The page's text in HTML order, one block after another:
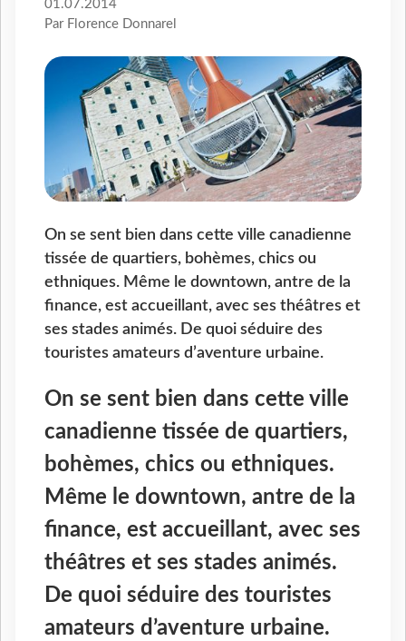
01.07.2014
Par Florence Donnarel
On se sent bien dans cette ville canadienne
tissée de quartiers, bohèmes, chics ou
ethniques. Même le downtown, antre de la
finance, est accueillant, avec ses théâtres et
ses stades animés. De quoi séduire des
touristes amateurs d’aventure urbaine.
On se sent bien dans cette ville
canadienne tissée de quartiers,
bohèmes, chics ou ethniques.
Même le downtown, antre de la
finance, est accueillant, avec ses
théâtres et ses stades animés.
De quoi séduire des touristes
amateurs d’aventure urbaine.